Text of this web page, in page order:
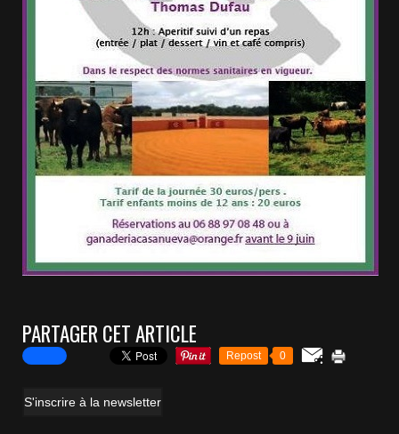
PARTAGER CET ARTICLE
Repost 0
S'inscrire à la newsletter